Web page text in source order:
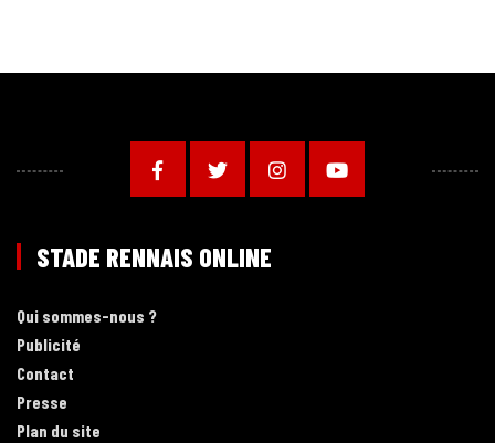
STADE RENNAIS ONLINE
Qui sommes-nous ?
Publicité
Contact
Presse
Plan du site